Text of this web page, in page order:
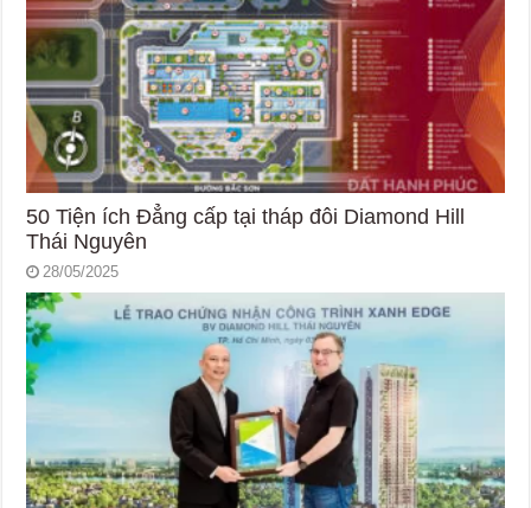
50 Tiện ích Đẳng cấp tại tháp đôi Diamond Hill
Thái Nguyên
28/05/2025